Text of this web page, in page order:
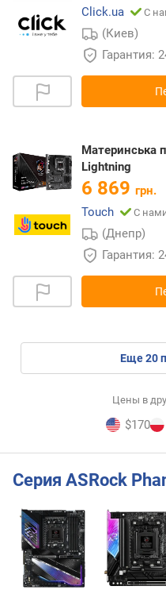
Click.ua
С
(Киев)
Гарантия:
Материнська
Lightning
6 869 грн.
Touch
С
(Днепр)
Гарантия:
eще20
Цены в
$170
Серия ASRock